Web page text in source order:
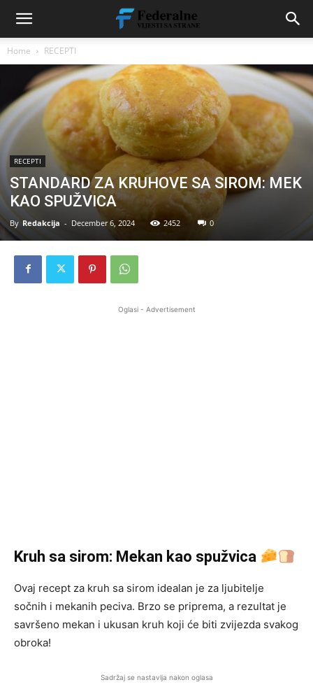
Home RECEPTI
RECEPTI
STANDARD ZA KRUHOVE SA SIROM: MEK
KAO SPUŽVICA
By Redakcija - December 6, 2024 2452 0
Oglasi - Advertisement
Kruh sa sirom: Mekan kao spužvica
Ovaj recept za kruh sa sirom idealan je za ljubitelje
sočnih i mekanih peciva. Brzo se priprema, a rezultat je
savršeno mekan i ukusan kruh koji će biti zvijezda svakog
obroka!
Sadržaj se nastavlja nakon oglasa